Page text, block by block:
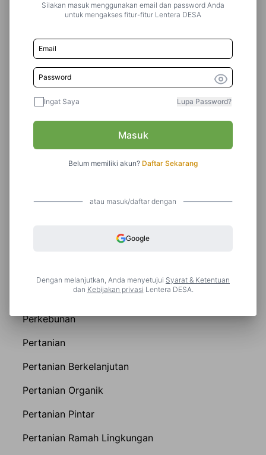
Silakan masuk menggunakan email dan password Anda
untuk mengakses fitur-fitur Lentera DESA
Ingat Saya Lupa Password?
Masuk
Belum memiliki akun? Daftar Sekarang
atau masuk/daftar dengan
Google
Dengan melanjutkan, Anda menyetujui Syarat & Ketentuan
dan Kebijakan privasi Lentera DESA.
Pakan Ternak
Pemupukan
Pengelolaan Hama Terpadu (pht)
Pengolahan Pascapanen
Penyakit Hewan
Penyakit Mulut Dan Kuku
Perikanan Berkelanjutan
Perkebunan
Pertanian
Pertanian Berkelanjutan
Pertanian Organik
Pertanian Pintar
Pertanian Ramah Lingkungan